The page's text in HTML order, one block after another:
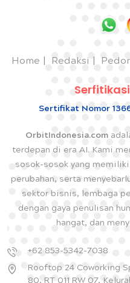
Home Redaksi
Sertifikat Nomor
OrbitIndonesia.com
terdepan di era AI. Kami
sosok-sosok yang
perubahan, serta
sektor bisnis, lembaga
dengan gaya penulisan
hangat, dan
+62 853-5342-7038
Rooftop 24 Coworking
80, RT 011 RW 07,